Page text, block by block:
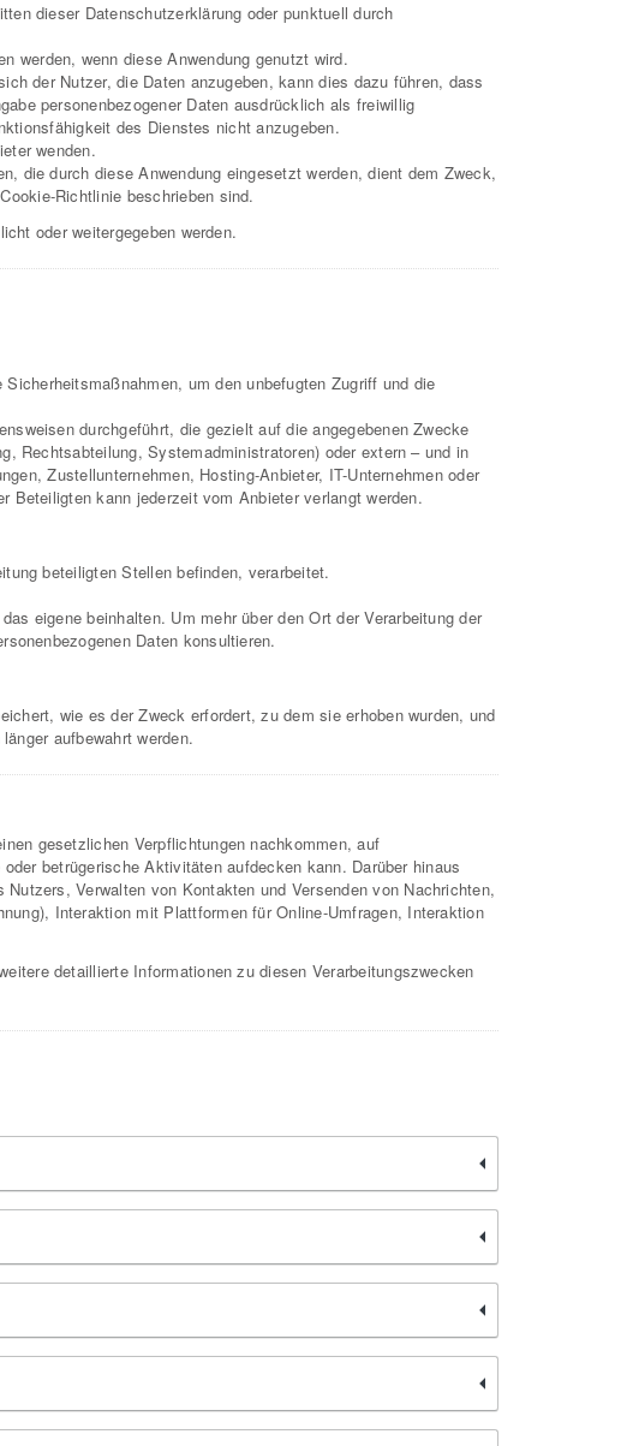
dieser Datenschutzerklärung oder punktuell durch
werden, wenn diese Anwendung genutzt wird.
der Nutzer, die Daten anzugeben, kann dies dazu führen, dass
personenbezogener Daten ausdrücklich als freiwillig
des Dienstes nicht anzugeben.
wenden.
die durch diese Anwendung eingesetzt werden, dient dem Zweck,
Richtlinie beschrieben sind.
oder weitergegeben werden.
um den unbefugten Zugriff und die
durchgeführt, die gezielt auf die angegebenen Zwecke
Rechtsabteilung, Systemadministratoren) oder extern – und in
Zustellunternehmen, Hosting-Anbieter, IT-Unternehmen oder
Beteiligten kann jederzeit vom Anbieter verlangt werden.
beteiligten Stellen befinden, verarbeitet.
eigene beinhalten. Um mehr über den Ort der Verarbeitung der
Daten konsultieren.
wie es der Zweck erfordert, zu dem sie erhoben wurden, und
aufbewahrt werden.
gesetzlichen Verpflichtungen nachkommen, auf
betrügerische Aktivitäten aufdecken kann. Darüber hinaus
Verwalten von Kontakten und Versenden von Nachrichten,
Interaktion mit Plattformen für Online-Umfragen, Interaktion
detaillierte Informationen zu diesen Verarbeitungszwecken